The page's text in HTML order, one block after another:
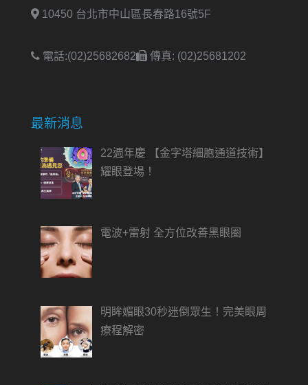
10450 台北市中山區長春路16號5F
電話:(02)25682682 傳真: (02)25681202
最新消息
22週年慶 【金字塔細胞通道技術】
耀眼登場！
電波+雷射 全方位改善黑眼圈
明眸媚眼30秒迷倒眾生！完美眼周
療程解密